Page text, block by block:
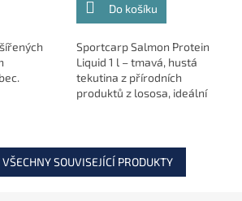
Do košíku
Sportcarp Salmon Protein
Liquid 1 l – tmavá, hustá
tekutina z přírodních
produktů z lososa, ideální
SOUVISEJÍCÍ PRODUKTY